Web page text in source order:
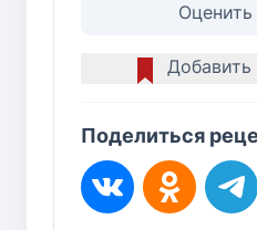
Оценить
Добавить
Поделиться